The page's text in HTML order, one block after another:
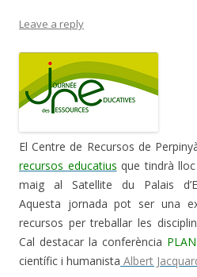
Leave a reply
El Centre de Recursos de
recursos educatius que tindrà
maig al Satellite du Palais
Aquesta jornada pot ser una
recursos per treballar les
Cal destacar la conferència
científic i humanista Albert